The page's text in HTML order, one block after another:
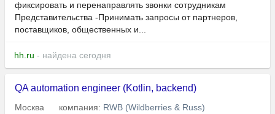
фиксировать и перенаправлять звонки сотрудникам
Представительства -Принимать запросы от партнеров,
поставщиков, общественных и...
hh.ru - найдена сегодня
QA automation engineer (Kotlin, backend)
Москва компания: RWB (Wildberries & Russ)